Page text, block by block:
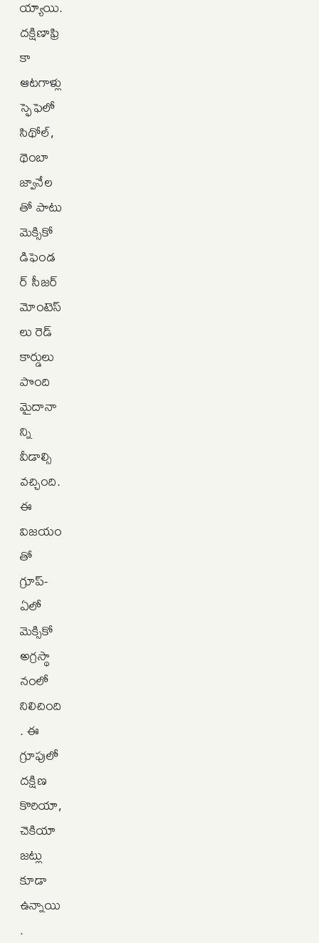
య్యాయి.
దక్షిణాఫ్రి
కా
ఆటగాళ్లు
స్ఫెఫెలో
సిథోల్,
థెంబా
జ్వానేల
తో పాటు
మెక్సికో
డిఫెండ
ర్ సీజర్
మోంటెస్‌
లు రెడ్
కార్డులు
పొంది
మైదానా
న్ని
వీడాల్సి
వచ్చింది.
ఈ
విజయం
తో
గ్రూప్-
ఏలో
మెక్సికో
అగ్రస్థా
నంలో
నిలిచింది
. ఈ
గ్రూపులో
దక్షిణ
కొరియా,
చెకియా
జట్లు
కూడా
ఉన్నాయి
.